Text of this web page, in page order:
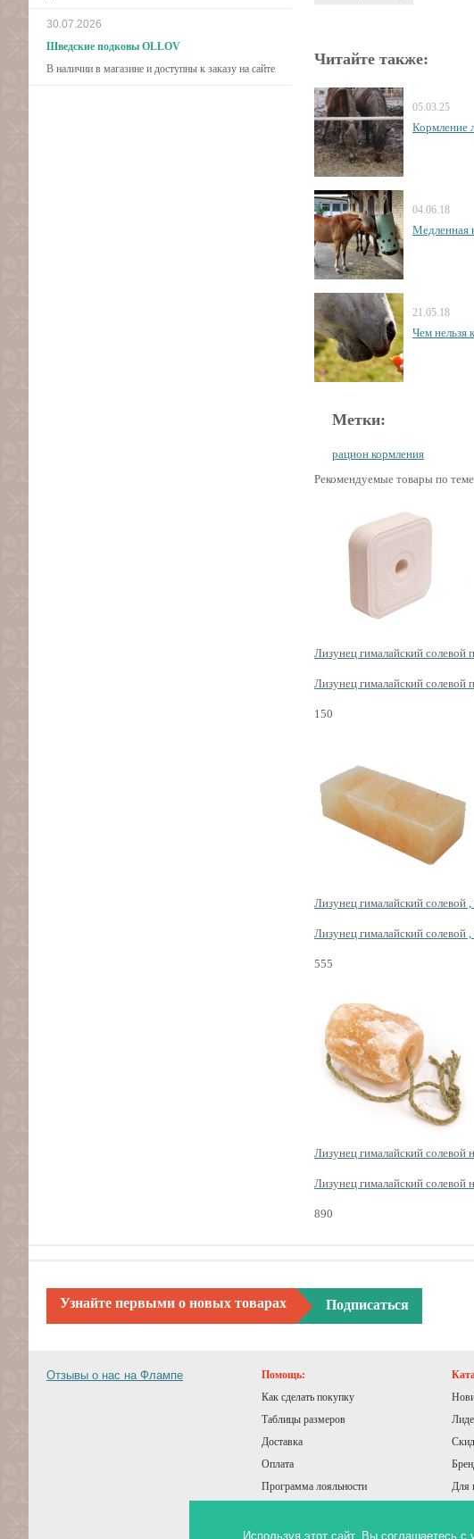
30.07.2026
Шведские подковы OLLOV
В наличии в магазине и доступны к заказу на сайте
Читайте также:
05.03.25
Кормление
04.06.18
Медленная
21.05.18
Чем нельзя
Метки:
рацион кормления
Рекомендуемые товары по теме
Лизунец гималайский солевой
Лизунец гималайский солевой
150
Лизунец гималайский солевой
Лизунец гималайский солевой
555
Лизунец гималайский солевой
Лизунец гималайский солевой
890
Узнайте первыми о новых товарах Подписаться
Отзывы о нас на Флампе
Помощь:
Как сделать покупку
Таблицы размеров
Доставка
Оплата
Программа лояльности
Советы покупателям
Для
Используя этот сайт, Вы соглашаетесь